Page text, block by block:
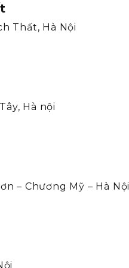
Thất, Hà Nội
Hà nội
– Chương Mỹ – Hà Nội